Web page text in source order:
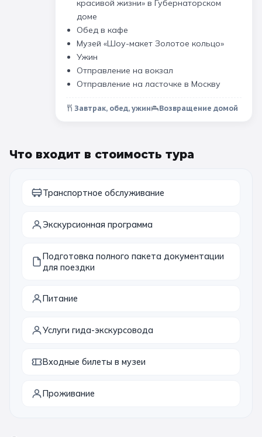
красивой жизни» в Губернаторском
доме
Обед в кафе
Музей «Шоу-макет Золотое кольцо»
Ужин
Отправление на вокзал
Отправление на ласточке в Москву
Завтрак, обед, ужин Возвращение домой
Что входит в стоимость тура
Транспортное обслуживание
Экскурсионная программа
Подготовка полного пакета документации
для поездки
Питание
Услуги гида-экскурсовода
Входные билеты в музеи
Проживание